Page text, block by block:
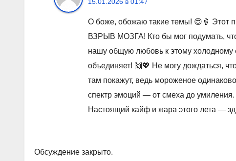
15.01.2026 в 01:47
О боже, обожаю такие темы! 😍🍦 Этот
ВЗРЫВ МОЗГА! Кто бы мог подумать,
нашу общую любовь к этому
объединяет! 🙌💖 Не могу дождаться,
там покажут, ведь мороженое
спектр эмоций — от смеха до
Настоящий кайф и жара этого лета —
Обсуждение закрыто.